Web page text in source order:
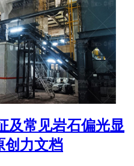
及常见岩石偏光显
创力文档